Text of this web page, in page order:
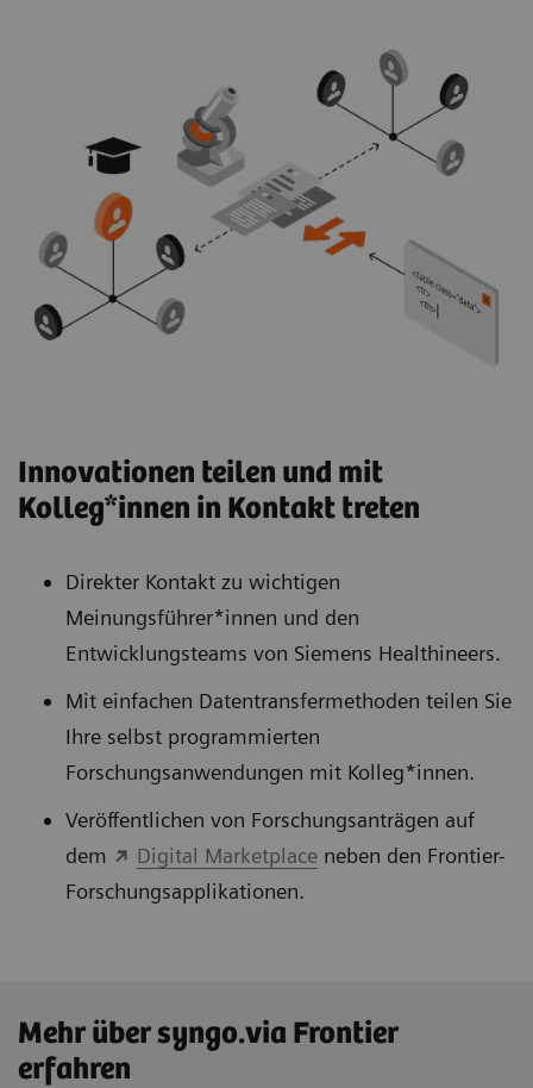
Innovationen teilen und mit
Kolleg*innen in Kontakt treten
Direkter Kontakt zu wichtigen
Meinungsführer*innen und den
Entwicklungsteams von Siemens Healthineers.
Mit einfachen Datentransfermethoden teilen Sie
Ihre selbst programmierten
Forschungsanwendungen mit Kolleg*innen.
Veröffentlichen von Forschungsanträgen auf
dem
Digital Marketplaceneben den Frontier-
Forschungsapplikationen.
Mehr über syngo.via Frontier
erfahren